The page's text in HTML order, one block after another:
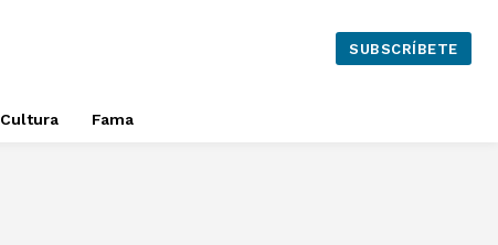
SUBSCRÍBETE
Cultura Fama